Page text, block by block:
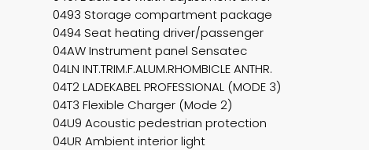
0493 Storage compartment package
0494 Seat heating driver/passenger
04AW Instrument panel Sensatec
04LN INT.TRIM.F.ALUM.RHOMBICLE ANTHR.
04T2 LADEKABEL PROFESSIONAL (MODE 3)
04T3 Flexible Charger (Mode 2)
04U9 Acoustic pedestrian protection
04UR Ambient interior light